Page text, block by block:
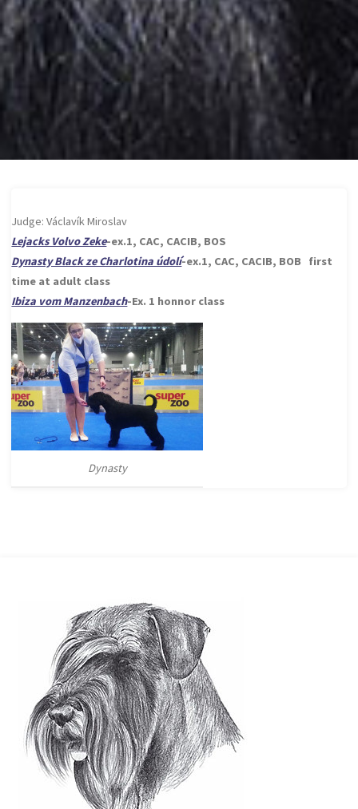
Judge: Václavík Miroslav
Lejacks Volvo Zeke-ex.1, CAC, CACIB, BOS
Dynasty Black ze Charlotina údolí-ex.1, CAC, CACIB, BOB first
time at adult class
Ibiza vom Manzenbach-Ex. 1 honnor class
Dynasty